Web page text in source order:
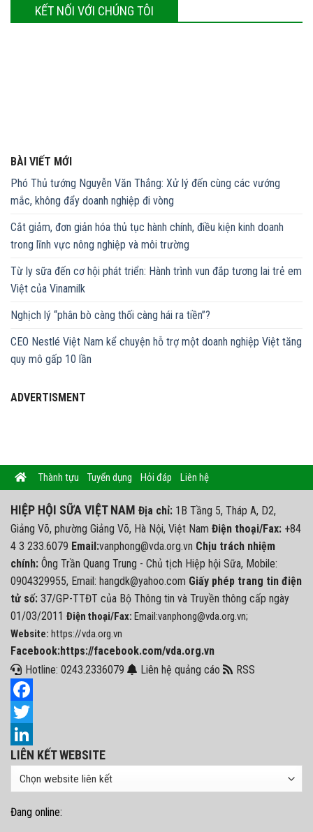
KẾT NỐI VỚI CHÚNG TÔI
BÀI VIẾT MỚI
Phó Thủ tướng Nguyễn Văn Thắng: Xử lý đến cùng các vướng
mắc, không đẩy doanh nghiệp đi vòng
Cắt giảm, đơn giản hóa thủ tục hành chính, điều kiện kinh doanh
trong lĩnh vực nông nghiệp và môi trường
Từ ly sữa đến cơ hội phát triển: Hành trình vun đắp tương lai trẻ em
Việt của Vinamilk
Nghịch lý “phân bò càng thối càng hái ra tiền”?
CEO Nestlé Việt Nam kể chuyện hỗ trợ một doanh nghiệp Việt tăng
quy mô gấp 10 lần
ADVERTISMENT
Thành tựu Tuyển dụng Hỏi đáp Liên hệ
HIỆP HỘI SỮA VIỆT NAM Địa chỉ: 1B Tầng 5, Tháp A, D2,
Giảng Võ, phường Giảng Võ, Hà Nội, Việt Nam Điện thoại/Fax: +84
4 3 233.6079 Email:vanphong@vda.org.vn Chịu trách nhiệm
chính: Ông Trần Quang Trung - Chủ tịch Hiệp hội Sữa, Mobile:
0904329955, Email: hangdk@yahoo.com Giấy phép trang tin điện
tử số: 37/GP-TTĐT của Bộ Thông tin và Truyền thông cấp ngày
01/03/2011 Điện thoại/Fax: Email:vanphong@vda.org.vn;
Website: https://vda.org.vn
Facebook:https://facebook.com/vda.org.vn
Hotline: 0243.2336079
Liên hệ quảng cáo RSS
Facebook
Twitter
LinkedIn
LIÊN KẾT WEBSITE
Đang online: